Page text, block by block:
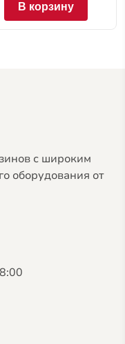
В корзину
с широким
оборудования от